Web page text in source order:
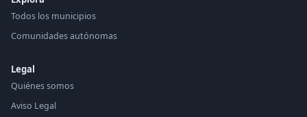
Todos los municipios
Comunidades autónomas
Legal
Quiénes somos
Aviso Legal